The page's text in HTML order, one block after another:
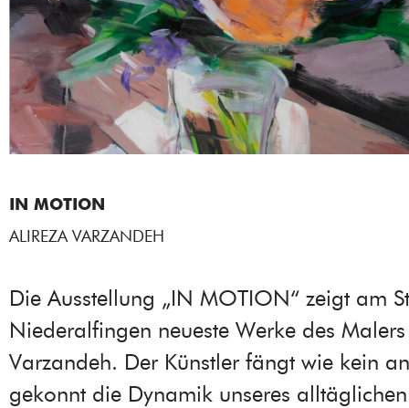
IN MOTION
ALIREZA VARZANDEH
Die Ausstellung „IN MOTION“ zeigt am
Niederalfingen neueste Werke des
Varzandeh. Der Künstler fängt wie kein
gekonnt die Dynamik unseres